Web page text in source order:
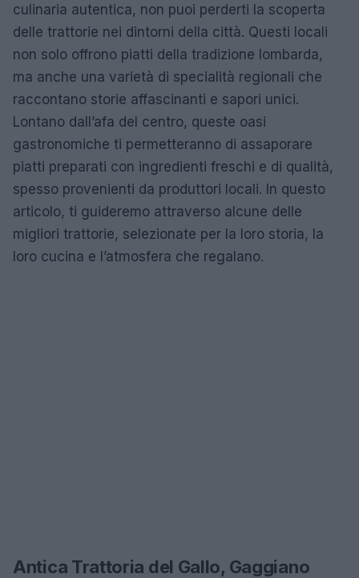
culinaria autentica, non puoi perderti la scoperta
delle trattorie nei dintorni della città. Questi locali
non solo offrono piatti della tradizione lombarda,
ma anche una varietà di specialità regionali che
raccontano storie affascinanti e sapori unici.
Lontano dall’afa del centro, queste oasi
gastronomiche ti permetteranno di assaporare
piatti preparati con ingredienti freschi e di qualità,
spesso provenienti da produttori locali. In questo
articolo, ti guideremo attraverso alcune delle
migliori trattorie, selezionate per la loro storia, la
loro cucina e l’atmosfera che regalano.
Antica Trattoria del Gallo, Gaggiano